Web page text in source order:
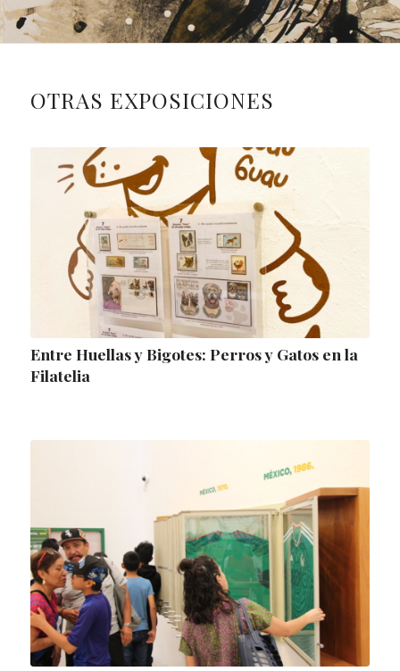
OTRAS EXPOSICIONES
Entre Huellas y Bigotes: Perros y Gatos en la
Filatelia